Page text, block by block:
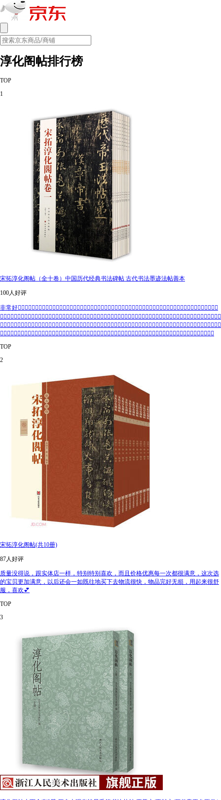
淳化阁帖排行榜
TOP
1
宋拓淳化阁帖（全十卷）中国历代经典书法碑帖 古代书法墨迹法帖善本
100人好评
非常好👌🏻👌🏻👌🏻👌🏻👌🏻👌🏻👌🏻👌🏻👌🏻👌🏻👌🏻👌🏻👌🏻👌🏻👌🏻👌🏻👌🏻👌🏻👌🏻👌🏻👌🏻👌🏻👌🏻👌🏻👌🏻👌🏻👌🏻👌🏻👌🏻
👌🏻👌🏻👌🏻👌🏻👌🏻👌🏻👌🏻👌🏻👌🏻👌🏻👌🏻👌🏻👌🏻👌🏻👌🏻👌🏻👌🏻👌🏻👌🏻👌🏻👌🏻👌🏻👌🏻👌🏻👌🏻👌🏻👌🏻👌🏻👌🏻👌🏻👌🏻👌🏻
👌🏻👌🏻👌🏻👌🏻👌🏻👌🏻👌🏻👌🏻👌🏻👌🏻👌🏻👌🏻👌🏻👌🏻👌🏻👌🏻👌🏻👌🏻👌🏻👌🏻👌🏻👌🏻👌🏻👌🏻👌🏻👌🏻👌🏻👌🏻👌🏻👌🏻👌🏻👌🏻
👌🏻👌🏻👌🏻👌🏻👌🏻👌🏻👌🏻👌🏻👌🏻👌🏻👌🏻👌🏻👌🏻👌🏻👌🏻👌🏻👌🏻👌🏻👌🏻👌🏻👌🏻👌🏻👌🏻👌🏻👌🏻👌🏻👌🏻👌🏻👌🏻👌🏻👌🏻
TOP
2
宋拓淳化阁帖(共10册)
87人好评
质量没得说，跟实体店一样，特别特别喜欢，而且价格优惠每一次都很满意，这次选
的宝贝更加满意，以后还会一如既往地买下去物流很快，物品完好无损，用起来很舒
服，喜欢💕
TOP
3